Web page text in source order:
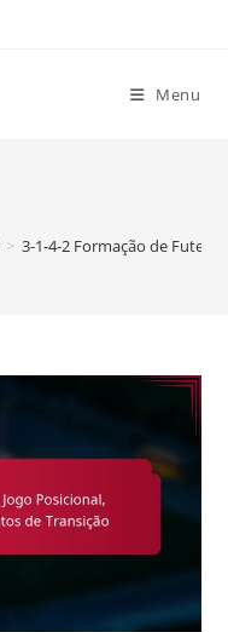
Menu
> 3-1-4-2 Formação de